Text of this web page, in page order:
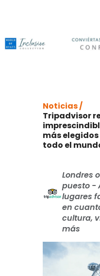
Noticias /
Tripadvisor
más
todo el
Londres
puesto -
lugares
en
cultura,
más